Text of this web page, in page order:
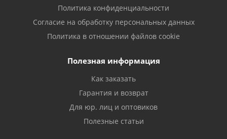
Политика конфиденциальности
Согласие на обработку персональных данных
Политика в отношении файлов cookie
Полезная информация
Как заказать
Гарантия и возврат
Для юр. лиц и оптовиков
Полезные статьи